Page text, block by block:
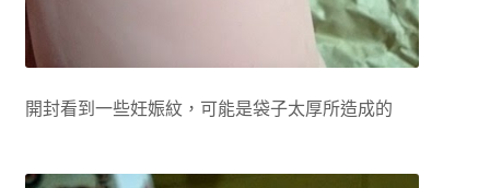
開封看到一些妊娠紋，可能是袋子太厚所造成的